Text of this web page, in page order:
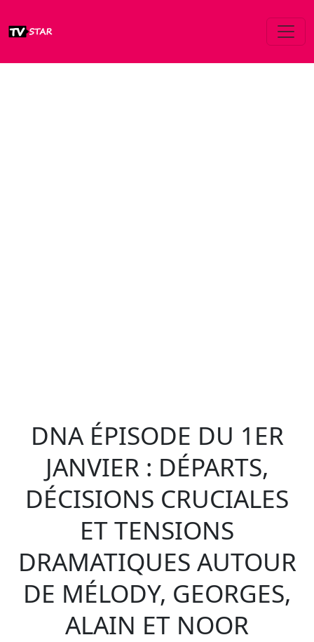
DNA ÉPISODE DU 1ER
JANVIER : DÉPARTS,
DÉCISIONS CRUCIALES
ET TENSIONS
DRAMATIQUES AUTOUR
DE MÉLODY, GEORGES,
ALAIN ET NOOR